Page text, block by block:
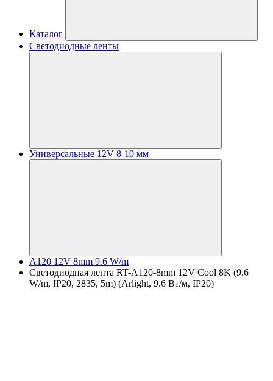
Каталог
Светодиодные ленты
Универсальные 12V 8-10 мм
A120 12V 8mm 9.6 W/m
Светодиодная лента RT-A120-8mm 12V Cool 8K (9.6
W/m, IP20, 2835, 5m) (Arlight, 9.6 Вт/м, IP20)